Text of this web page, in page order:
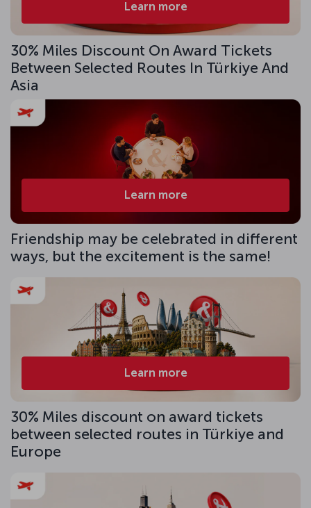
Learn more
30% Miles Discount On Award Tickets
Between Selected Routes In Türkiye And
Asia
Learn more
Friendship may be celebrated in different
ways, but the excitement is the same!
Learn more
30% Miles discount on award tickets
between selected routes in Türkiye and
Europe